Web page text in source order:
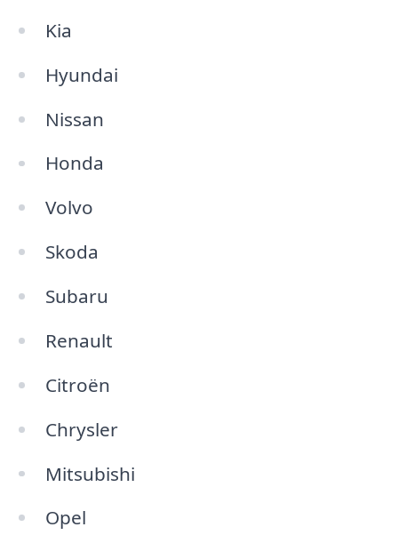
Kia
Hyundai
Nissan
Honda
Volvo
Skoda
Subaru
Renault
Citroën
Chrysler
Mitsubishi
Opel